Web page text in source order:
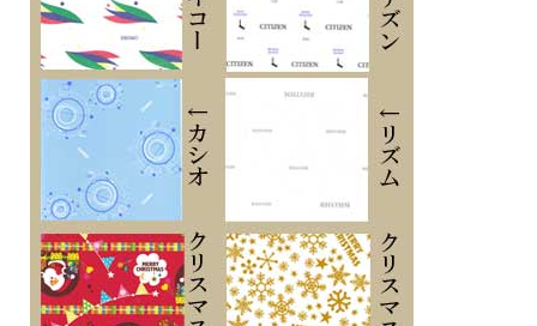
・針退避機能（針が液晶表示と重なって見づらいときは、針を液晶表示の上から一
時的に退避させることができます）
・歩数計測機能
・歩数表示範囲：0～999,999歩
・目標達成率表示（GOALマーク表示付き、目標歩数設定範囲：1,000～50,000
歩、1,000歩単位）
・ステップリマインダー機能（一定時間の間に歩行が少ないと表示と電子音でお
知らせ、ON/OFF切替付き）
・歩数グラフ（1時間毎の歩数を11時間分6段階でレベル表示）
・ステップインジケーター表示
・パワーセービング機能（一定時間動きが無いと自動的にセンサーをスリープ状
態にし節電）
・デュアルタイム（ホームタイムとの時刻入替機能付き）
・ストップウオッチ（1/100秒（1時間未満）／1秒（1時間以上）、24時間計、ラ
ップ／スプリット付き、計測データを最大200本メモリー（計測月・日、ラップ／